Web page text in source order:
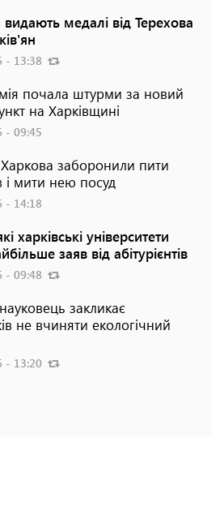
медалі від Терехова
- 13:38
почала штурми за новий
на Харківщині
- 09:45
Харкова заборонили пити
і мити нею посуд
- 14:18
харківські університети
заяв від абітурієнтів
- 09:48
закликає
не вчиняти екологічний
- 13:20